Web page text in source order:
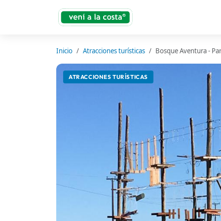
Inicio Atracciones turísticas Bosque Aventura -
ATRACCIONES TURÍSTICAS